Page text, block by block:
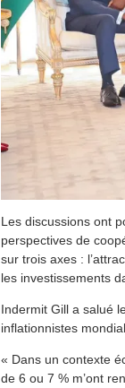
Les discussions ont
perspectives de
sur trois axes :
les investissements
Indermit Gill a salué
inflationnistes
« Dans un contexte
de 6 ou 7 % m’ont